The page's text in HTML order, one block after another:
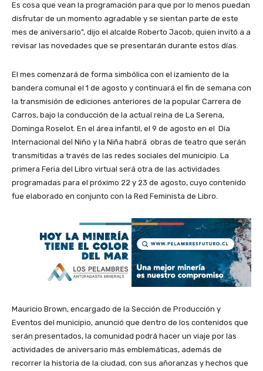
Es cosa que vean la programación para que por lo menos puedan
disfrutar de un momento agradable y se sientan parte de este
mes de aniversario”, dijo el alcalde Roberto Jacob, quien invitó a a
revisar las novedades que se presentarán durante estos días.
El mes comenzará de forma simbólica con el izamiento de la
bandera comunal el 1 de agosto y continuará el fin de semana con
la transmisión de ediciones anteriores de la popular Carrera de
Carros, bajo la conducción de la actual reina de La Serena,
Dominga Roselot. En el área infantil, el 9 de agosto en el Día
Internacional del Niño y la Niña habrá obras de teatro que serán
transmitidas a través de las redes sociales del municipio. La
primera Feria del Libro virtual será otra de las actividades
programadas para el próximo 22 y 23 de agosto, cuyo contenido
fue elaborado en conjunto con la Red Feminista de Libro.
Mauricio Brown, encargado de la Sección de Producción y
Eventos del municipio, anunció que dentro de los contenidos que
serán presentados, la comunidad podrá hacer un viaje por las
actividades de aniversario más emblemáticas, además de
recorrer la historia de la ciudad, con sus añoranzas y hechos que